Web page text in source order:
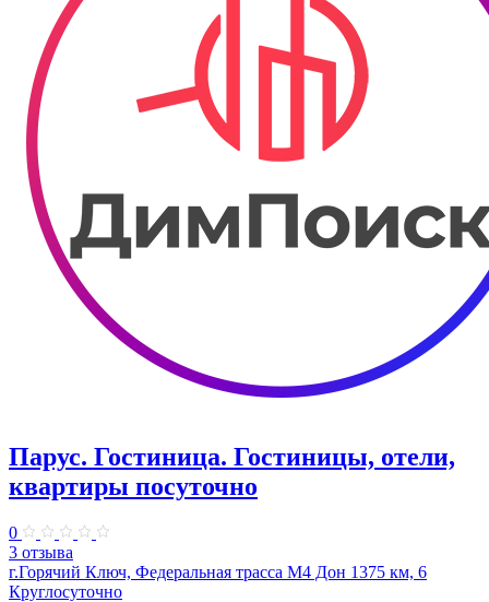
Парус. Гостиница. Гостиницы, отели,
квартиры посуточно
0
3 отзыва
г.Горячий Ключ, Федеральная трасса М4 Дон 1375 км, 6
Круглосуточно